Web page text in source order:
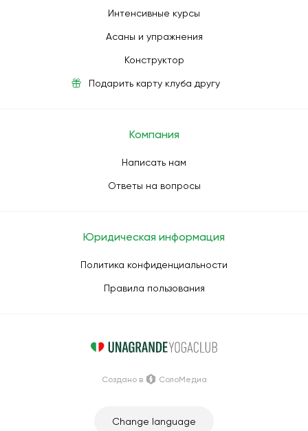
Интенсивные курсы
Асаны и упражнения
Конструктор
Подарить карту клуба другу
Компания
Написать нам
Ответы на вопросы
Юридическая информация
Политика конфиденциальности
Правила пользования
Change language
Создано в СолоМедиа